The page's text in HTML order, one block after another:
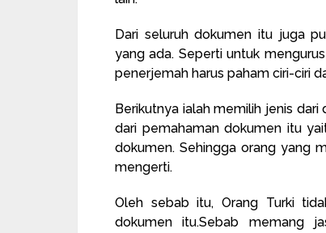
Dari seluruh dokumen itu juga
yang ada. Seperti untuk
penerjemah harus paham ciri-ciri
Berikutnya ialah memilih jenis
dari pemahaman dokumen itu
dokumen. Sehingga orang yang
mengerti.
Oleh sebab itu, Orang Turki
dokumen itu.Sebab memang